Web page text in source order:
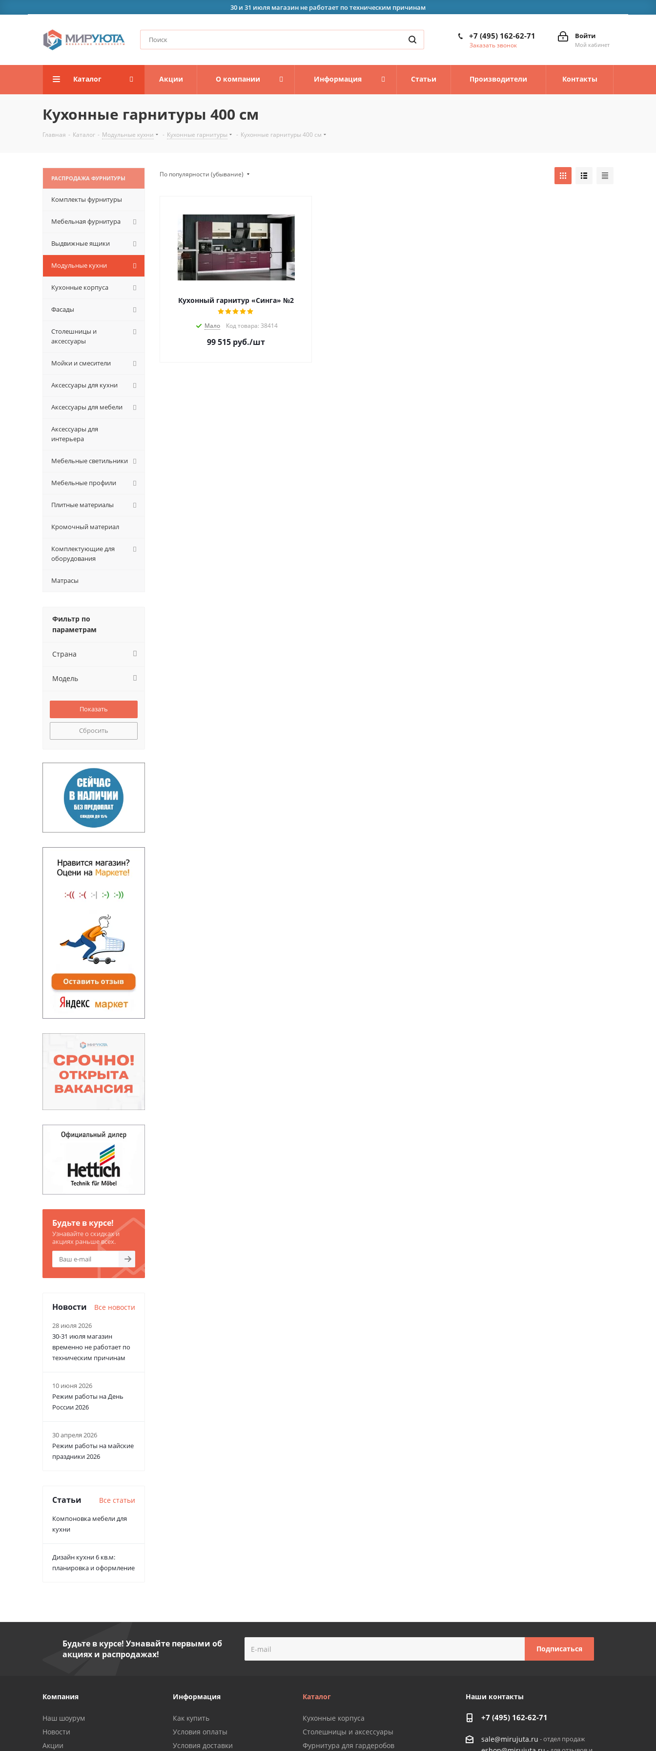
30 и 31 июля магазин не работает по техническим причинам
Войти
Мой кабинет
+7 (495) 162-62-71
Заказать звонок
Каталог Акции О компании Информация Статьи Производители Контакты
Кухонные гарнитуры 400 см
Главная - Каталог - Модульные кухни - Кухонные гарнитуры - Кухонные гарнитуры 400 см
По популярности (убывание)
Кухонный гарнитур «Синга» №2
Мало Код товара: 38414
99 515 руб./шт
РАСПРОДАЖА ФУРНИТУРЫ
Комплекты фурнитуры
Мебельная фурнитура
Выдвижные ящики
Модульные кухни
Кухонные корпуса
Фасады
Столешницы и
аксессуары
Мойки и смесители
Аксессуары для кухни
Аксессуары для мебели
Аксессуары для
интерьера
Мебельные светильники
Мебельные профили
Плитные материалы
Кромочный материал
Комплектующие для
оборудования
Матрасы
Фильтр по
параметрам
Страна
Модель
Сбросить
Будьте в курсе!
Узнавайте о скидках и
акциях раньше всех.
Новости Все новости
28 июля 2026
30-31 июля магазин
временно не работает по
техническим причинам
10 июня 2026
Режим работы на День
России 2026
30 апреля 2026
Режим работы на майские
праздники 2026
Статьи Все статьи
Компоновка мебели для
кухни
Дизайн кухни 6 кв.м:
планировка и оформление
Будьте в курсе! Узнавайте первыми об
акциях и распродажах!
Компания
Наш шоурум
Новости
Акции
Информация
Как купить
Условия оплаты
Условия доставки
Каталог
Кухонные корпуса
Столешницы и аксессуары
Фурнитура для гардеробов
Наши контакты
+7 (495) 162-62-71
sale@mirujuta.ru - отдел продаж